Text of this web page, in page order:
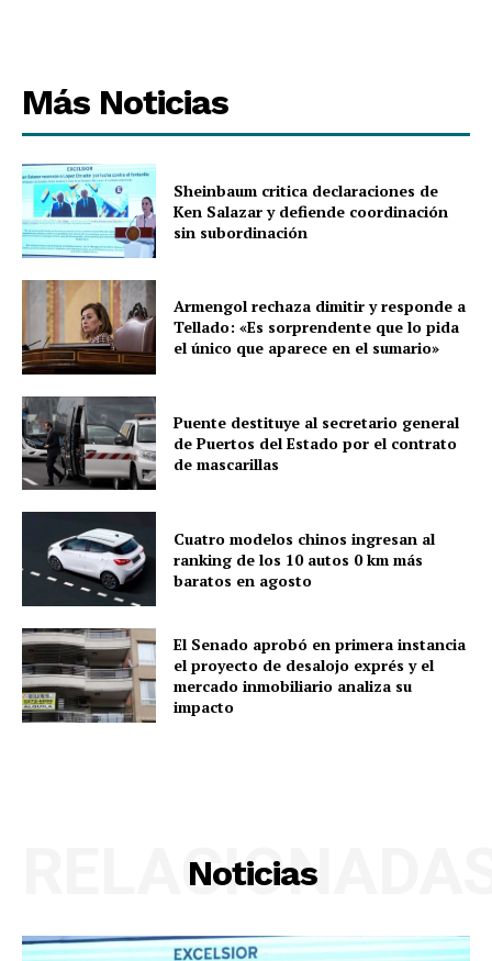
Más Noticias
Sheinbaum critica declaraciones de
Ken Salazar y defiende coordinación
sin subordinación
Armengol rechaza dimitir y responde a
Tellado: «Es sorprendente que lo pida
el único que aparece en el sumario»
Puente destituye al secretario general
de Puertos del Estado por el contrato
de mascarillas
Cuatro modelos chinos ingresan al
ranking de los 10 autos 0 km más
baratos en agosto
El Senado aprobó en primera instancia
el proyecto de desalojo exprés y el
mercado inmobiliario analiza su
impacto
Noticias